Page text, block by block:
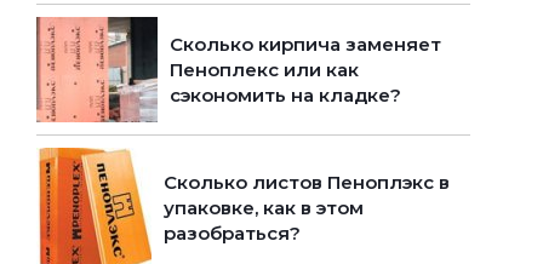
Сколько кирпича заменяет
Пеноплекс или как
сэкономить на кладке?
Сколько листов Пеноплэкс в
упаковке, как в этом
разобраться?